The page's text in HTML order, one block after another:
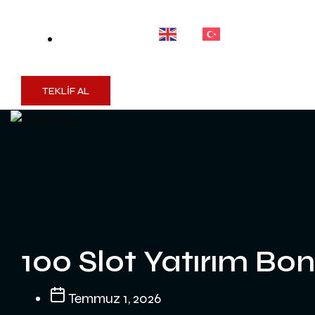
TEKLİF AL
100 Slot Yatırım
Temmuz 1, 2026